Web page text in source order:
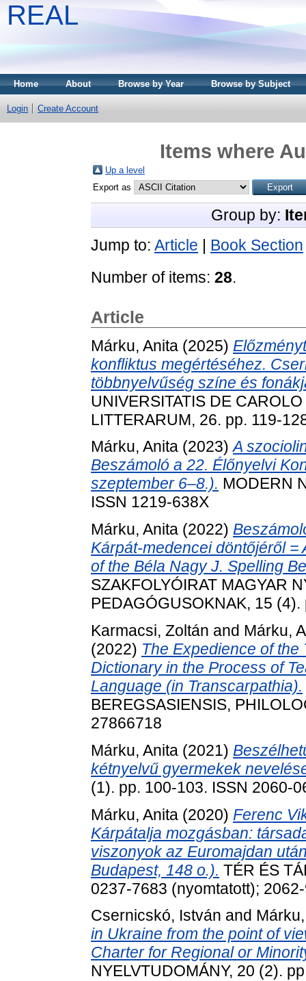
REAL
Home About Browse by Year Browse by Subject
Login Create Account
Items where
Up a level
Export as
Group by:
Jump to: Article | Book Section
Number of items: 28.
Article
Márku, Anita (2025)
konfliktus megértéséhez.
többnyelvűség színe és
UNIVERSITATIS DE
LITTERARUM, 26. pp. 119-
Márku, Anita (2023)A
Beszámoló a 22. Élőnyelvi
szeptember 6–8.). MODERN
ISSN 1219-638X
Márku, Anita (2022)
Kárpát-medencei döntőjéről =
of the Béla Nagy J. Spelling
SZAKFOLYÓIRAT MAGYAR
PEDAGÓGUSOKNAK, 15
Karmacsi, Zoltán and Márku,
(2022) The Expedience of
Dictionary in the Process of
Language (in Transcarpathia).
BEREGSASIENSIS,
27866718
Márku, Anita (2021)
kétnyelvű gyermekek
(1). pp. 100-103. ISSN 2060-
Márku, Anita (2020) Ferenc
Kárpátalja mozgásban:
viszonyok az Euromajdan
Budapest, 148 o.). TÉR ÉS
0237-7683 (nyomtatott);
Csernicskó, István and
in Ukraine from the point of
Charter for Regional or
NYELVTUDOMÁNY, 20 (2).